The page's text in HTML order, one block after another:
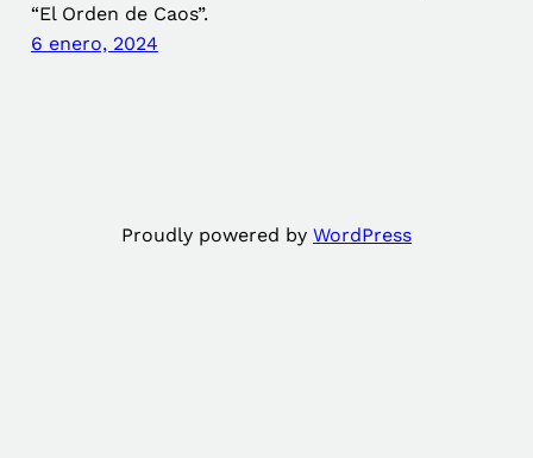
“El Orden de Caos”.
6 enero, 2024
Proudly powered by WordPress